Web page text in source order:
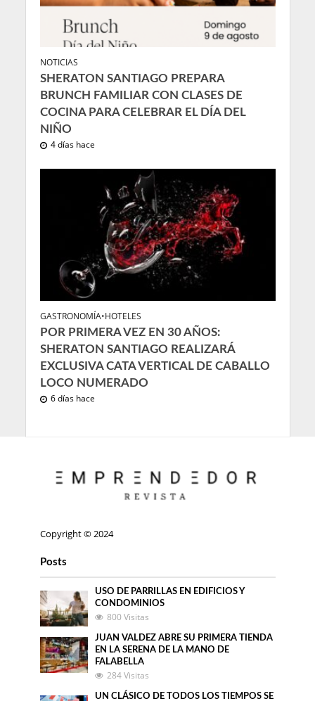
NOTICIAS
SHERATON SANTIAGO PREPARA
BRUNCH FAMILIAR CON CLASES DE
COCINA PARA CELEBRAR EL DÍA DEL
NIÑO
4 días hace
GASTRONOMÍA•HOTELES
POR PRIMERA VEZ EN 30 AÑOS:
SHERATON SANTIAGO REALIZARÁ
EXCLUSIVA CATA VERTICAL DE CABALLO
LOCO NUMERADO
6 días hace
Copyright © 2024
Posts
USO DE PARRILLAS EN EDIFICIOS Y
CONDOMINIOS
800 Visitas
JUAN VALDEZ ABRE SU PRIMERA TIENDA
EN LA SERENA DE LA MANO DE
FALABELLA
284 Visitas
UN CLÁSICO DE TODOS LOS TIEMPOS SE